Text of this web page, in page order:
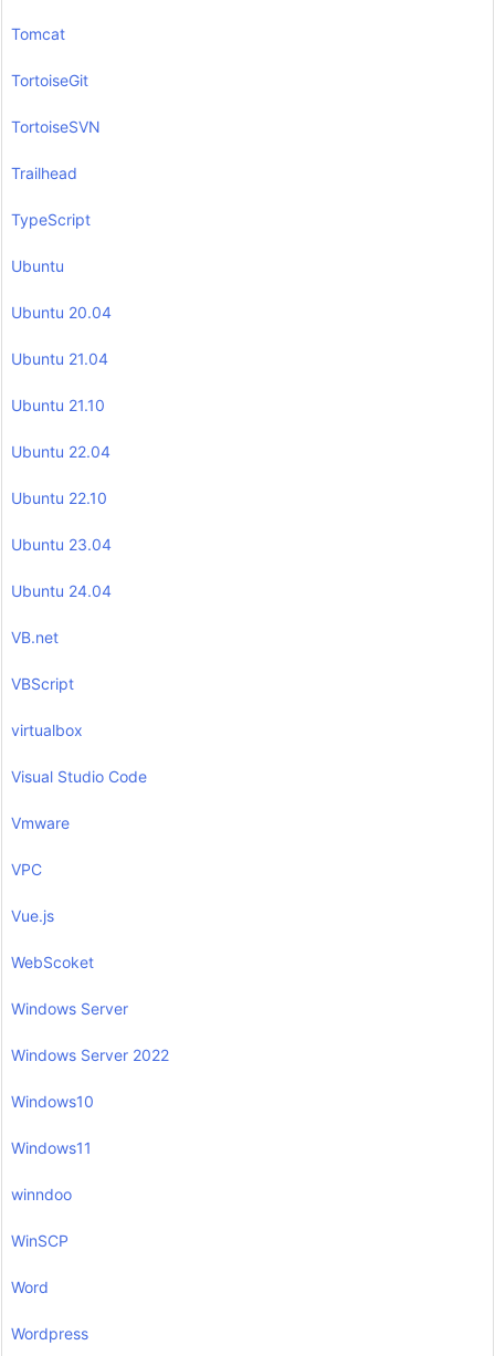
Tomcat
TortoiseGit
TortoiseSVN
Trailhead
TypeScript
Ubuntu
Ubuntu 20.04
Ubuntu 21.04
Ubuntu 21.10
Ubuntu 22.04
Ubuntu 22.10
Ubuntu 23.04
Ubuntu 24.04
VB.net
VBScript
virtualbox
Visual Studio Code
Vmware
VPC
Vue.js
WebScoket
Windows Server
Windows Server 2022
Windows10
Windows11
winndoo
WinSCP
Word
Wordpress